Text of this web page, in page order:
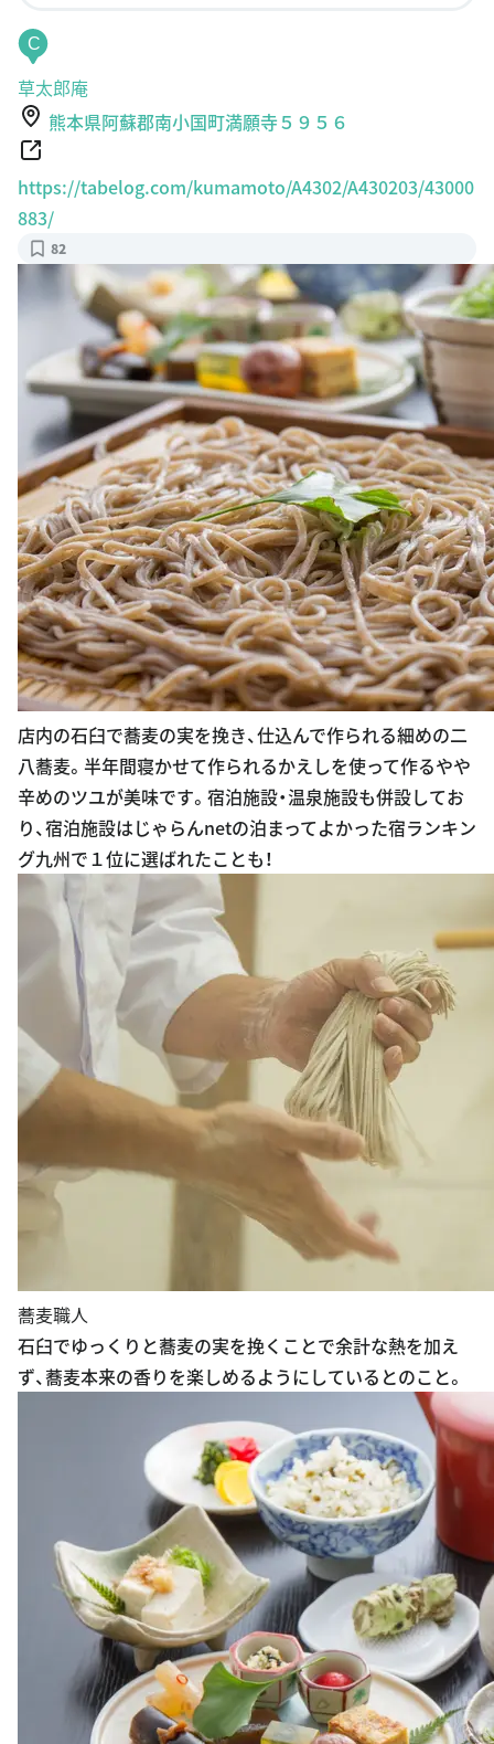
C
草太郎庵
熊本県阿蘇郡南小国町満願寺５９５６
https://tabelog.com/kumamoto/A4302/A430203/43000
883/
82
店内の石臼で蕎麦の実を挽き、仕込んで作られる細めの二
八蕎麦。半年間寝かせて作られるかえしを使って作るやや
辛めのツユが美味です。宿泊施設・温泉施設も併設してお
り、宿泊施設はじゃらんnetの泊まってよかった宿ランキン
グ九州で１位に選ばれたことも！
蕎麦職人
石臼でゆっくりと蕎麦の実を挽くことで余計な熱を加え
ず、蕎麦本来の香りを楽しめるようにしているとのこと。